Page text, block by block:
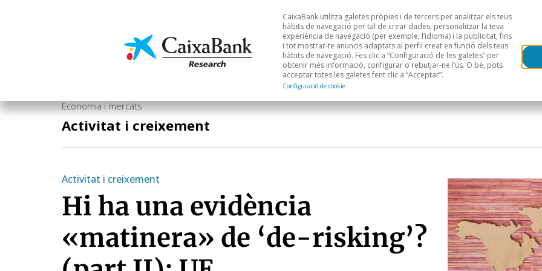
Economia i mercats Anàlisi sectorial Àrees geogràfiques
CaixaBank utilitza galetes pròpies i de tercers per analitzar els teus
hàbits de navegació per tal de crear dades, personalitzar la teva
experiència de navegació (per exemple, l’idioma) i la publicitat, fins
i tot mostrar-te anuncis adaptats al perfil creat en funció dels teus
hàbits de navegació. Fes clic a “Configuració de les galetes” per
obtenir més informació, configurar o rebutjar-ne l’ús. O bé, pots
acceptar totes les galetes fent clic a “Acceptar”.
Configuració de cookie
Economia i mercats
Activitat i creixement
Activitat i creixement
Hi ha una evidència
«matinera» de ‘de-risking’?